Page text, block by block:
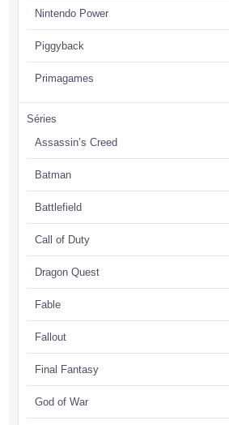
Nintendo Power
Piggyback
Primagames
Séries
Assassin’s Creed
Batman
Battlefield
Call of Duty
Dragon Quest
Fable
Fallout
Final Fantasy
God of War